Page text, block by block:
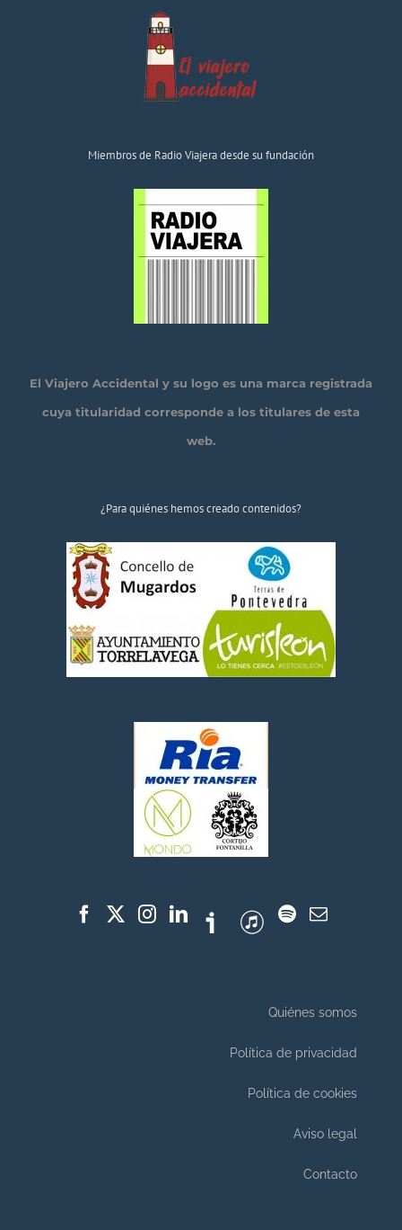
Miembros de Radio Viajera desde su fundación
El Viajero Accidental y su logo es una marca registrada
cuya titularidad corresponde a los titulares de esta
web.
¿Para quiénes hemos creado contenidos?
Quiénes somos
Política de privacidad
Política de cookies
Aviso legal
Contacto